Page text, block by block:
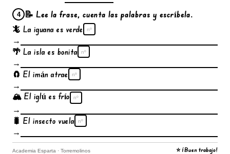
4 📝 Lee la frase, cuenta las palabras y escríbela.
🦎 La iguana es verde nº
→
🌴 La isla es bonita
nº
→
🧲 El imán atrae
nº
→
🏔️ El iglú es frío
nº
→
🐛 El insecto vuela
nº
→
Academia Esparta · Torremolinos ⭐ ¡Buen trabajo!